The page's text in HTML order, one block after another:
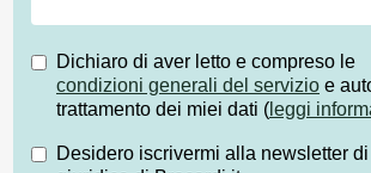
Dichiaro di aver letto e compreso le
condizioni generali del servizio e
trattamento dei miei dati ( leggi
Desidero iscrivermi alla newsletter